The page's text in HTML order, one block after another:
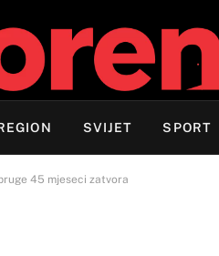
SVIJET SPORT
45 mjeseci zatvora